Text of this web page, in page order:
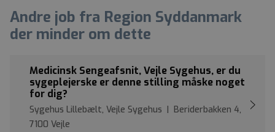
Andre job fra Region Syddanmark
der minder om dette
Medicinsk Sengeafsnit, Vejle Sygehus, er du
sygeplejerske er denne stilling måske noget
for dig?
Sygehus Lillebælt, Vejle Sygehus | Beriderbakken 4,
7100 Vejle